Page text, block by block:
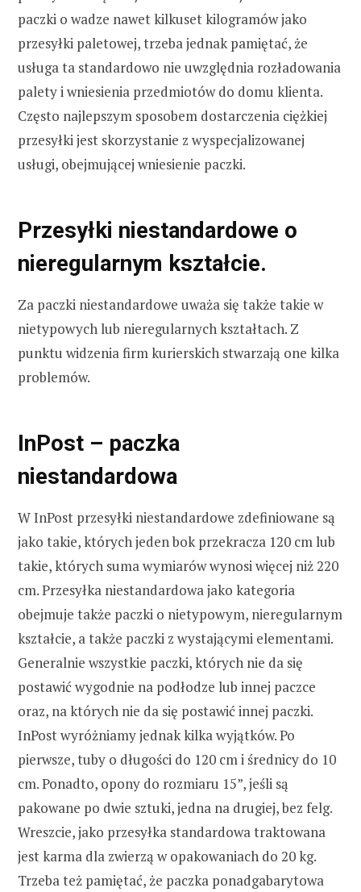
paczki o wadze nawet kilkuset kilogramów jako
przesyłki paletowej, trzeba jednak pamiętać, że
usługa ta standardowo nie uwzględnia rozładowania
palety i wniesienia przedmiotów do domu klienta.
Często najlepszym sposobem dostarczenia ciężkiej
przesyłki jest skorzystanie z wyspecjalizowanej
usługi, obejmującej wniesienie paczki.
Przesyłki niestandardowe o
nieregularnym kształcie.
Za paczki niestandardowe uważa się także takie w
nietypowych lub nieregularnych kształtach. Z
punktu widzenia firm kurierskich stwarzają one kilka
problemów.
InPost – paczka
niestandardowa
W InPost przesyłki niestandardowe zdefiniowane są
jako takie, których jeden bok przekracza 120 cm lub
takie, których suma wymiarów wynosi więcej niż 220
cm. Przesyłka niestandardowa jako kategoria
obejmuje także paczki o nietypowym, nieregularnym
kształcie, a także paczki z wystającymi elementami.
Generalnie wszystkie paczki, których nie da się
postawić wygodnie na podłodze lub innej paczce
oraz, na których nie da się postawić innej paczki.
InPost wyróżniamy jednak kilka wyjątków. Po
pierwsze, tuby o długości do 120 cm i średnicy do 10
cm. Ponadto, opony do rozmiaru 15”, jeśli są
pakowane po dwie sztuki, jedna na drugiej, bez felg.
Wreszcie, jako przesyłka standardowa traktowana
jest karma dla zwierzą w opakowaniach do 20 kg.
Trzeba też pamiętać, że paczka ponadgabarytowa